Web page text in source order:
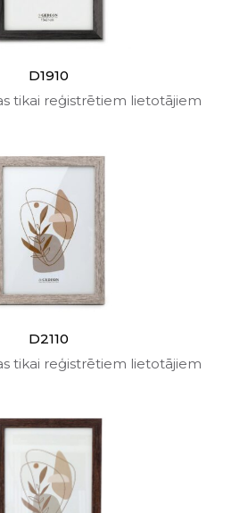
D1910
tikai reģistrētiem lietotājiem
D2110
tikai reģistrētiem lietotājiem